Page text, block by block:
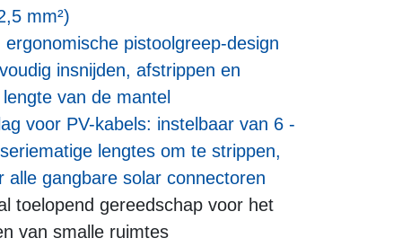
mm²)
ergonomische pistoolgreep-design
insnijden, afstrippen en
van de mantel
voor PV-kabels: instelbaar van 6 -
lengtes om te strippen,
alle gangbare solar connectoren
toelopend gereedschap voor het
van smalle ruimtes